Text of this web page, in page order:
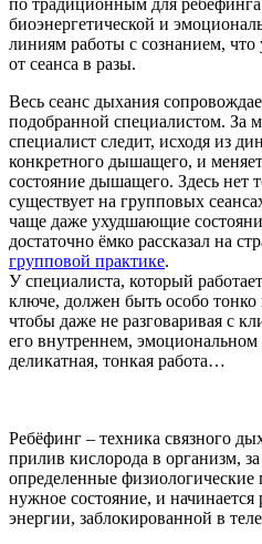
биоэнергетической и
линиям работы с сознанием, что
от сеанса в разы.
Весь сеанс дыхания
подобранной специалистом. За
специалист следит, исходя из
конкретного дышащего, и
состояние дышащего. Здесь нет
существует на групповых
чаще даже ухудшающие
достаточно ёмко рассказал на
групповой практике.
У специалиста, который
ключе, должен быть особо тонко
чтобы даже не разговаривая с
его внутреннем,
деликатная, тонкая работа…
Ребёфинг – техника связного
прилив кислорода в организм,
определенные
нужное состояние, и
энергии, заблокированной в